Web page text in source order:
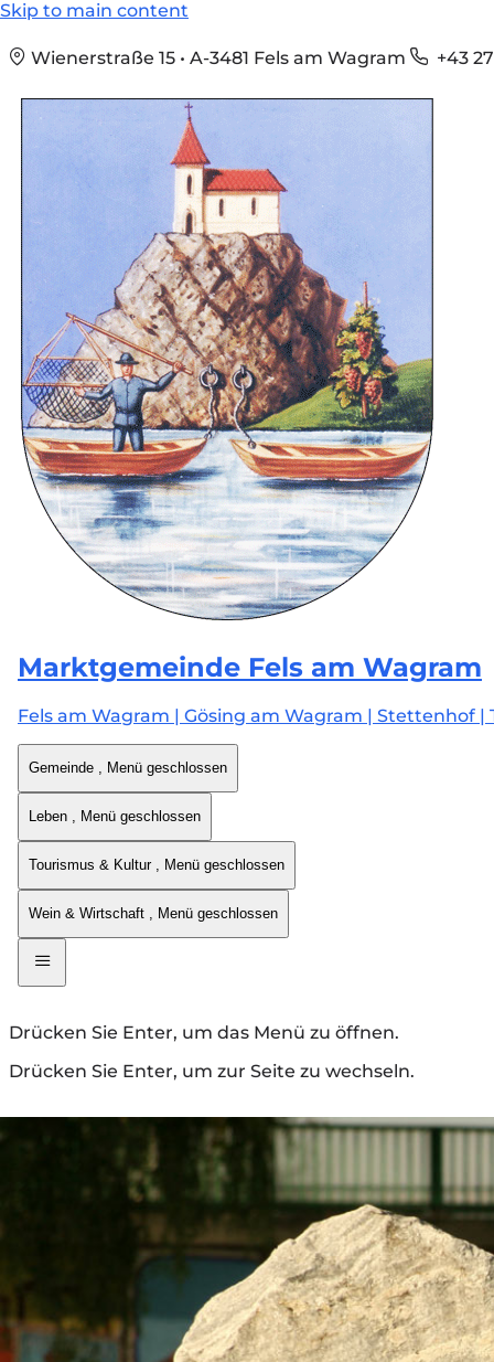
Skip to main content
Wienerstraße 15 • A-3481 Fels am Wagram +43
Marktgemeinde Fels am Wagram
Fels am Wagram | Gösing am Wagram | Stettenhof |
Gemeinde , Menü geschlossen
Leben , Menü geschlossen
Tourismus & Kultur , Menü geschlossen
Wein & Wirtschaft , Menü geschlossen
Drücken Sie Enter, um das Menü zu öffnen.
Drücken Sie Enter, um zur Seite zu wechseln.